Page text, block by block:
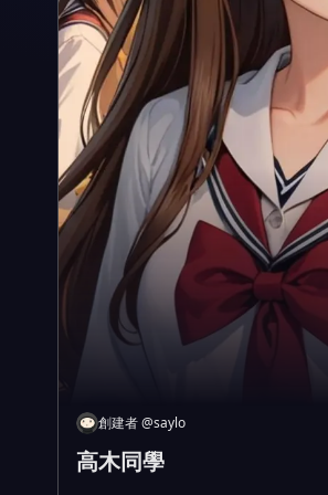
創建者@saylo
高木同學